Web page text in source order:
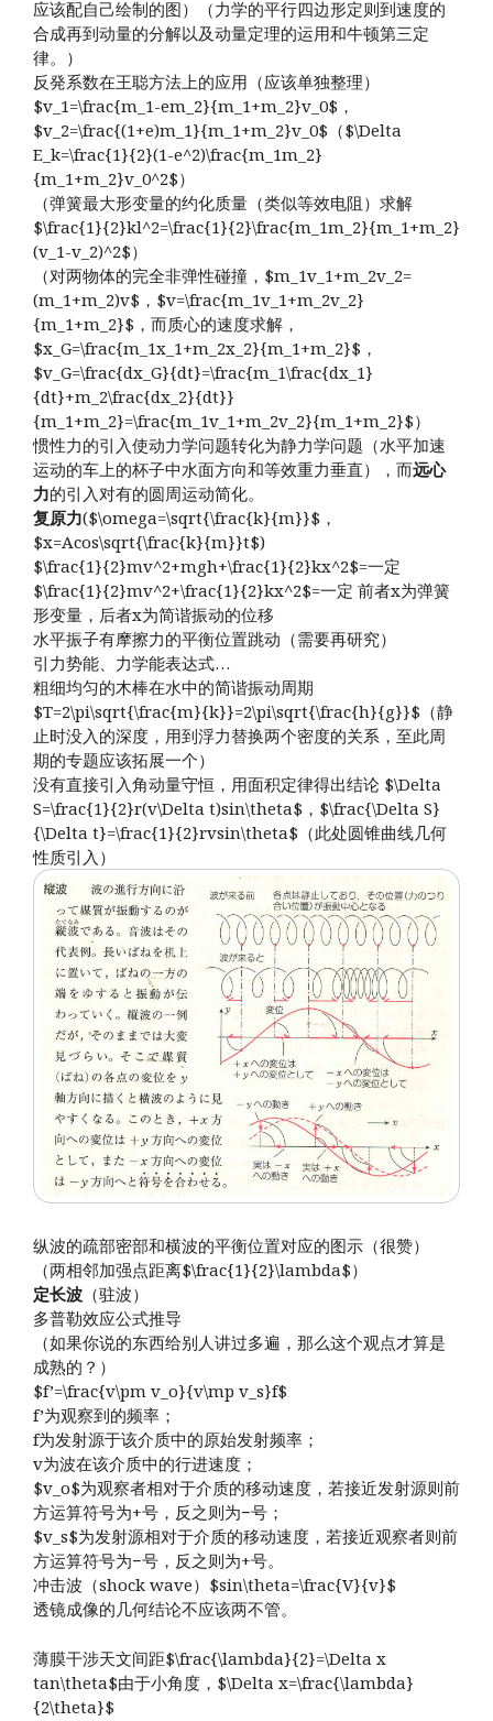
应该配自己绘制的图）（力学的平行四边形定则到速度的
合成再到动量的分解以及动量定理的运用和牛顿第三定
律。）
反発系数在王聪方法上的应用（应该单独整理）
$v_1=\frac{m_1-em_2}{m_1+m_2}v_0$，
$v_2=\frac{(1+e)m_1}{m_1+m_2}v_0$（$\Delta
E_k=\frac{1}{2}(1-e^2)\frac{m_1m_2}
{m_1+m_2}v_0^2$）
（弹簧最大形变量的约化质量（类似等效电阻）求解
$\frac{1}{2}kl^2=\frac{1}{2}\frac{m_1m_2}{m_1+m_2}
(v_1-v_2)^2$）
（对两物体的完全非弹性碰撞，$m_1v_1+m_2v_2=
(m_1+m_2)v$，$v=\frac{m_1v_1+m_2v_2}
{m_1+m_2}$，而质心的速度求解，
$x_G=\frac{m_1x_1+m_2x_2}{m_1+m_2}$，
$v_G=\frac{dx_G}{dt}=\frac{m_1\frac{dx_1}
{dt}+m_2\frac{dx_2}{dt}}
{m_1+m_2}=\frac{m_1v_1+m_2v_2}{m_1+m_2}$）
惯性力的引入使动力学问题转化为静力学问题（水平加速
运动的车上的杯子中水面方向和等效重力垂直），而远心
力的引入对有的圆周运动简化。
复原力($\omega=\sqrt{\frac{k}{m}}$，
$x=Acos\sqrt{\frac{k}{m}}t$)
$\frac{1}{2}mv^2+mgh+\frac{1}{2}kx^2$=一定
$\frac{1}{2}mv^2+\frac{1}{2}kx^2$=一定 前者x为弹簧
形变量，后者x为简谐振动的位移
水平振子有摩擦力的平衡位置跳动（需要再研究）
引力势能、力学能表达式…
粗细均匀的木棒在水中的简谐振动周期
$T=2\pi\sqrt{\frac{m}{k}}=2\pi\sqrt{\frac{h}{g}}$（静
止时没入的深度，用到浮力替换两个密度的关系，至此周
期的专题应该拓展一个）
没有直接引入角动量守恒，用面积定律得出结论 $\Delta
S=\frac{1}{2}r(v\Delta t)sin\theta$，$\frac{\Delta S}
{\Delta t}=\frac{1}{2}rvsin\theta$（此处圆锥曲线几何
性质引入）
纵波的疏部密部和横波的平衡位置对应的图示（很赞）
（两相邻加强点距离$\frac{1}{2}\lambda$）
定长波 （驻波）
多普勒效应公式推导
（如果你说的东西给别人讲过多遍，那么这个观点才算是
成熟的？）
$f’=\frac{v\pm v_o}{v\mp v_s}f$
f’为观察到的频率；
f为发射源于该介质中的原始发射频率；
v为波在该介质中的行进速度；
$v_o$为观察者相对于介质的移动速度，若接近发射源则前
方运算符号为+号，反之则为−号；
$v_s$为发射源相对于介质的移动速度，若接近观察者则前
方运算符号为−号，反之则为+号。
冲击波（shock wave）$sin\theta=\frac{V}{v}$
透镜成像的几何结论不应该两不管。
薄膜干涉天文间距$\frac{\lambda}{2}=\Delta x
tan\theta$由于小角度，$\Delta x=\frac{\lambda}
{2\theta}$